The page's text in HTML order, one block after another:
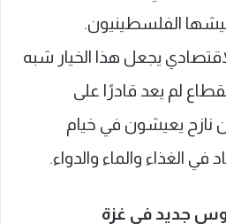
الفلسطينيون.
يجعل هذا الخيار شبه
لم يعد قادرًا على
نازح يعيشون في خيام
والماء والدواء.
جديد في غزة